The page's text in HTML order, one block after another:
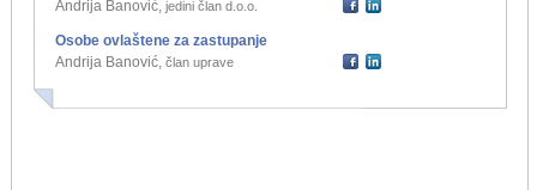
Andrija Banović, jedini član d.o.o.
Osobe ovlaštene za zastupanje
Andrija Banović, član uprave